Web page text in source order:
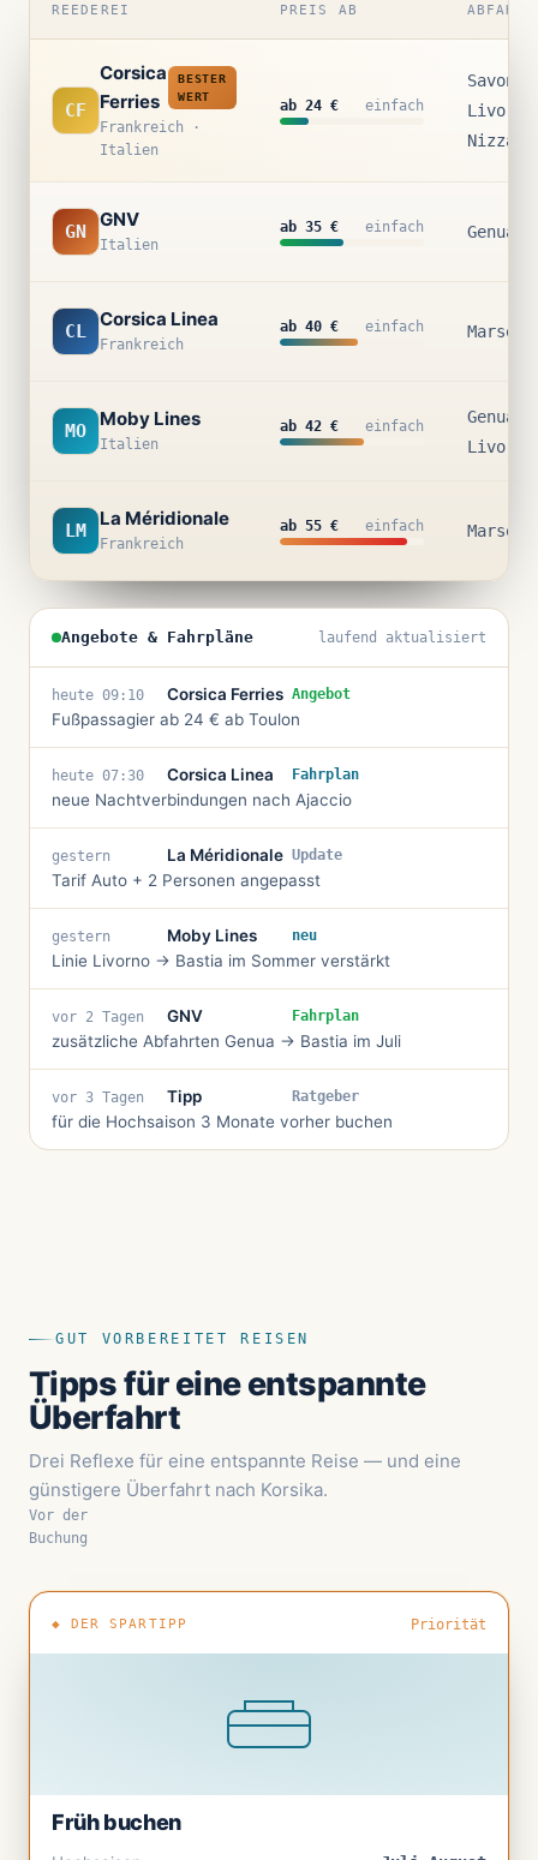
REEDEREI PREIS AB
CF
Corsica
Ferries
BESTER
WERT
Frankreich ·
Italien
ab 24 € einfach
Savona
Nizza
GN
GNV
Italien
ab 35 € einfach Genua
CL
Corsica Linea
Frankreich
ab 40 € einfach
MO
Moby Lines
Italien
ab 42 € einfach
Genua ·
Livorno
LM
La Méridionale
Frankreich
ab 55 € einfach
Angebote & Fahrpläne laufend aktualisiert
heute 09:10
Corsica Ferries
Fußpassagier ab 24 € ab Toulon
Angebot
heute 07:30
Corsica Linea
neue Nachtverbindungen nach Ajaccio
Fahrplan
gestern
La Méridionale
Tarif Auto + 2 Personen angepasst
Update
gestern
Moby Lines
Linie Livorno → Bastia im Sommer verstärkt
neu
vor 2 Tagen
GNV
zusätzliche Abfahrten Genua → Bastia im Juli
Fahrplan
vor 3 Tagen
Tipp
für die Hochsaison 3 Monate vorher buchen
Ratgeber
GUT VORBEREITET REISEN
Tipps für eine entspannte
Überfahrt
Drei Reflexe für eine entspannte Reise — und eine
günstigere Überfahrt nach Korsika.
Vor der
Buchung
◆ DER SPARTIPP Priorität
Früh buchen